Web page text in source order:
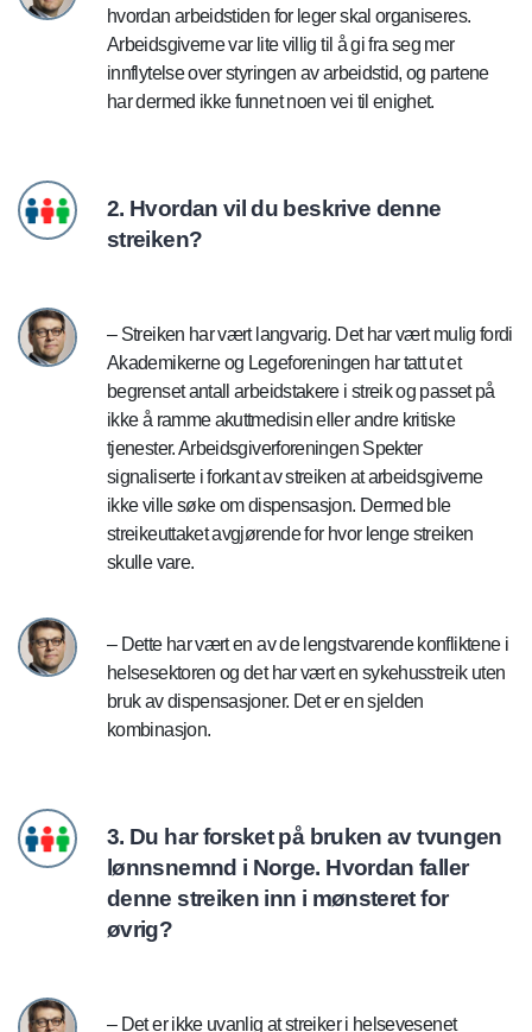
hvordan arbeidstiden for leger skal organiseres.
Arbeidsgiverne var lite villig til å gi fra seg mer
innflytelse over styringen av arbeidstid, og partene
har dermed ikke funnet noen vei til enighet.
2. Hvordan vil du beskrive denne
streiken?
– Streiken har vært langvarig. Det har vært mulig fordi
Akademikerne og Legeforeningen har tatt ut et
begrenset antall arbeidstakere i streik og passet på
ikke å ramme akuttmedisin eller andre kritiske
tjenester. Arbeidsgiverforeningen Spekter
signaliserte i forkant av streiken at arbeidsgiverne
ikke ville søke om dispensasjon. Dermed ble
streikeuttaket avgjørende for hvor lenge streiken
skulle vare.
– Dette har vært en av de lengstvarende konfliktene i
helsesektoren og det har vært en sykehusstreik uten
bruk av dispensasjoner. Det er en sjelden
kombinasjon.
3. Du har forsket på bruken av tvungen
lønnsnemnd i Norge. Hvordan faller
denne streiken inn i mønsteret for
øvrig?
– Det er ikke uvanlig at streiker i helsevesenet